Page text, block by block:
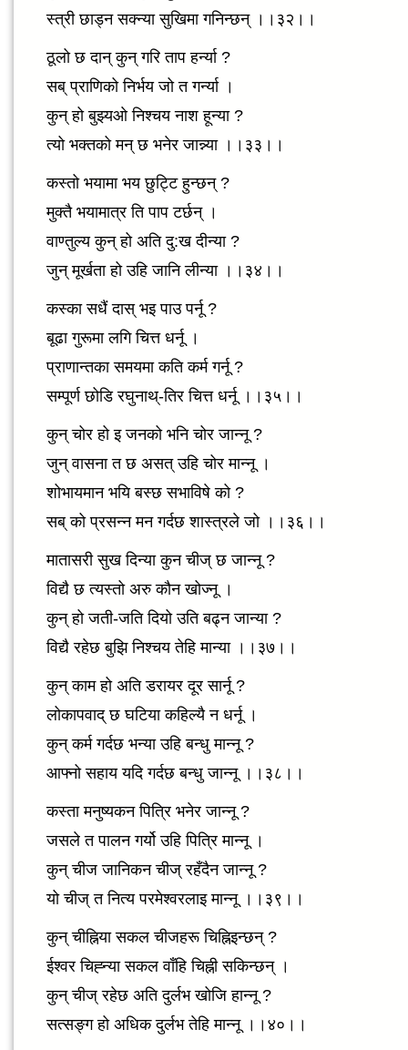
स्त्री छाड्न सक्न्या सुखिमा गनिन्छन् ।।३२।।
ठूलो छ दान् कुन् गरि ताप हर्न्या ?
सब् प्राणिको निर्भय जो त गर्न्या ।
कुन् हो बुझ्यओ निश्चय नाश हून्या ?
त्यो भक्तको मन् छ भनेर जान्न्या ।।३३।।
कस्तो भयामा भय छुट्टि हुन्छन् ?
मुक्तै भयामात्र ति पाप टर्छन् ।
वाण्तुल्य कुन् हो अति दु:ख दीन्या ?
जुन् मूर्खता हो उहि जानि लीन्या ।।३४।।
कस्का सधैं दास् भइ पाउ पर्नू ?
बूढा गुरूमा लगि चित्त धर्नू ।
प्राणान्तका समयमा कति कर्म गर्नू ?
सम्पूर्ण छोडि रघुनाथ्-तिर चित्त धर्नू ।।३५।।
कुन् चोर हो इ जनको भनि चोर जान्नू ?
जुन् वासना त छ असत् उहि चोर मान्नू ।
शोभायमान भयि बस्छ सभाविषे को ?
सब् को प्रसन्न मन गर्दछ शास्त्रले जो ।।३६।।
मातासरी सुख दिन्या कुन चीज् छ जान्नू ?
विद्यै छ त्यस्तो अरु कौन खोज्नू ।
कुन् हो जती-जति दियो उति बढ्न जान्या ?
विद्यै रहेछ बुझि निश्चय तेहि मान्या ।।३७।।
कुन् काम हो अति डरायर दूर सार्नू ?
लोकापवाद् छ घटिया कहिल्यै न धर्नू ।
कुन् कर्म गर्दछ भन्या उहि बन्धु मान्नू ?
आफ्नो सहाय यदि गर्दछ बन्धु जान्नू ।।३८।।
कस्ता मनुष्यकन पित्रि भनेर जान्नू ?
जसले त पालन गर्यो उहि पित्रि मान्नू ।
कुन् चीज जानिकन चीज् रहँदैन जान्नू ?
यो चीज् त नित्य परमेश्वरलाइ मान्नू ।।३९।।
कुन् चीह्निया सकल चीजहरू चिह्निइन्छन् ?
ईश्वर चिह्न्या सकल वाँहि चिह्नी सकिन्छन् ।
कुन् चीज् रहेछ अति दुर्लभ खोजि हान्नू ?
सत्सङ्ग हो अधिक दुर्लभ तेहि मान्नू ।।४०।।